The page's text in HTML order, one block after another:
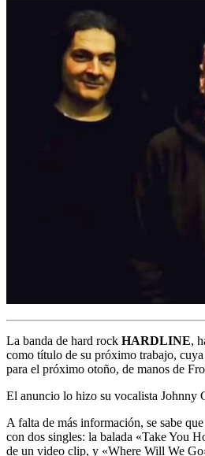
La banda de hard rock HARDLINE,
como título de su próximo trabajo, cuya
para el próximo otoño, de manos de
El anuncio lo hizo su vocalista Johnny
A falta de más información, se sabe
con dos singles: la balada «Take You
de un video clip, y «Where Will We